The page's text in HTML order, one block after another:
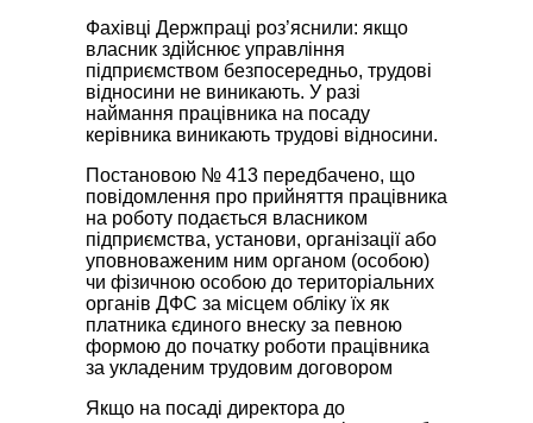
Фахівці Держпраці роз’яснили: якщо
власник здійснює управління
підприємством безпосередньо, трудові
відносини не виникають. У разі
наймання працівника на посаду
керівника виникають трудові відносини.
Постановою № 413 передбачено, що
повідомлення про прийняття працівника
на роботу подається власником
підприємства, установи, організації або
уповноваженим ним органом (особою)
чи фізичною особою до територіальних
органів ДФС за місцем обліку їх як
платника єдиного внеску за певною
формою до початку роботи працівника
за укладеним трудовим договором
Якщо на посаді директора до